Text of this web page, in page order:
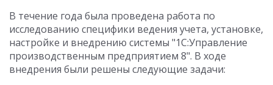
В течение года была проведена работа по
исследованию специфики ведения учета, установке,
настройке и внедрению системы "1С:Управление
производственным предприятием 8". В ходе
внедрения были решены следующие задачи: